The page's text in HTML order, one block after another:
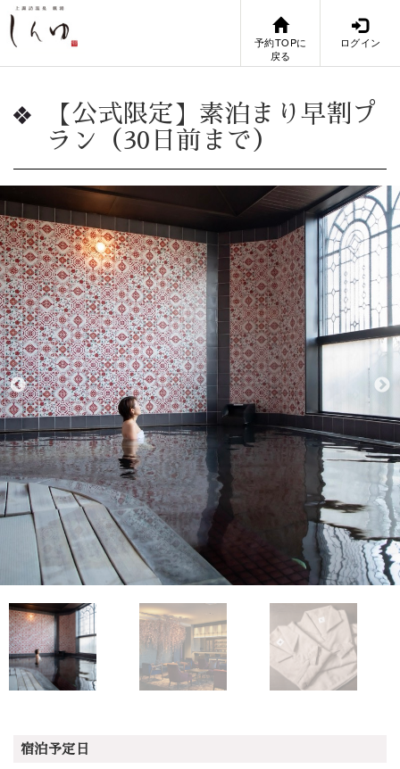
予約TOPに
戻る
ログイン
【公式限定】素泊まり早割プ
ラン（30日前まで）
宿泊予定日